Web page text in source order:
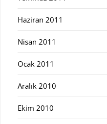
Haziran 2011
Nisan 2011
Ocak 2011
Aralık 2010
Ekim 2010